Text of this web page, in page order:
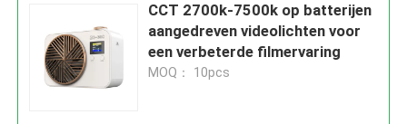
CCT 2700k-7500k op batterijen
aangedreven videolichten voor
een verbeterde filmervaring
MOQ： 10pcs